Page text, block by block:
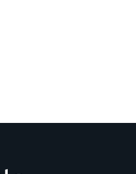
,Versace Bright
de tu fragancia favorita.